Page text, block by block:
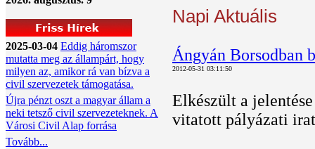
2025-03-04 Eddig háromszor
mutatta meg az állampárt, hogy
milyen az, amikor rá van bízva a
civil szervezetek támogatása.
Újra pénzt oszt a magyar állam a
neki tetsző civil szervezeteknek. A
Városi Civil Alap forrása
Tovább...
Napi Aktuális
Ángyán Borsodban
2012-05-31 03:11:50
Elkészült a
vitatott pályázati